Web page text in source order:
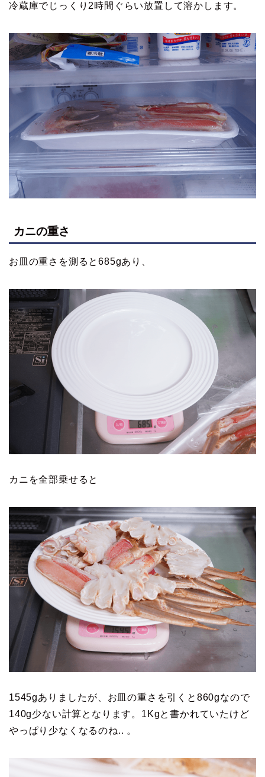
冷蔵庫でじっくり2時間ぐらい放置して溶かします。
カニの重さ
お皿の重さを測ると685gあり、
カニを全部乗せると
1545gありましたが、お皿の重さを引くと860gなので
140g少ない計算となります。1Kgと書かれていたけど
やっぱり少なくなるのね.. 。